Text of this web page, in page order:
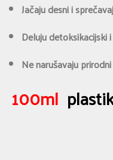
Jačaju desni i
Deluju detoksikacijski
Ne narušavaju
100ml